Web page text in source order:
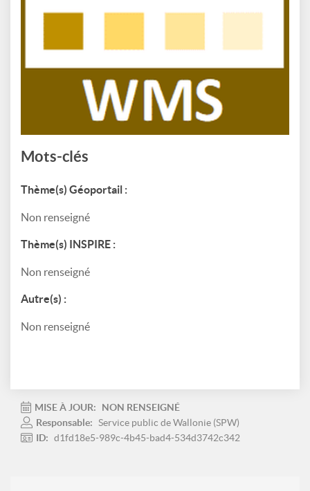
Mots-clés
Thème(s) Géoportail :
Non renseigné
Thème(s) INSPIRE :
Non renseigné
Autre(s) :
Non renseigné
MISE À JOUR:
NON RENSEIGNÉ
Responsable: Service public de Wallonie (SPW)
ID: d1fd18e5-989c-4b45-bad4-534d3742c342